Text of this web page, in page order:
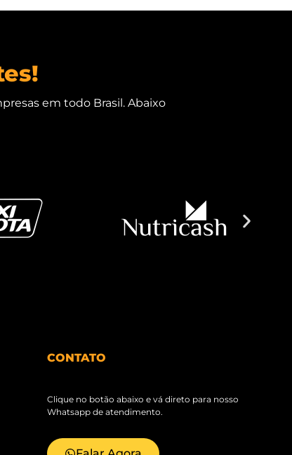
em todo Brasil. Abaixo
CONTATO
Clique no botão abaixo e vá direto para nosso
Whatsapp de atendimento.